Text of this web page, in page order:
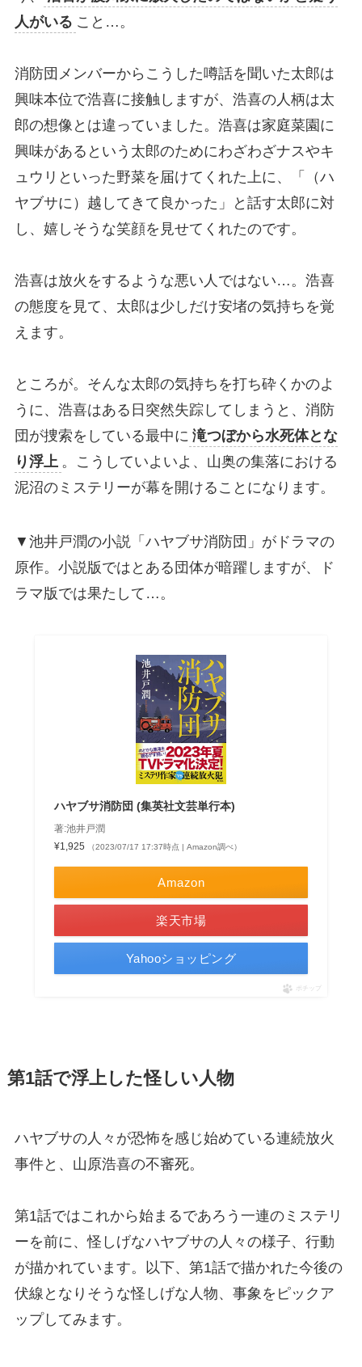
人がいる こと…。
消防団メンバーからこうした噂話を聞いた太郎は
興味本位で浩喜に接触しますが、浩喜の人柄は太
郎の想像とは違っていました。浩喜は家庭菜園に
興味があるという太郎のためにわざわざナスやキ
ュウリといった野菜を届けてくれた上に、「（ハ
ヤブサに）越してきて良かった」と話す太郎に対
し、嬉しそうな笑顔を見せてくれたのです。
浩喜は放火をするような悪い人ではない…。浩喜
の態度を見て、太郎は少しだけ安堵の気持ちを覚
えます。
ところが。そんな太郎の気持ちを打ち砕くかのよ
うに、浩喜はある日突然失踪してしまうと、消防
団が捜索をしている最中に 滝つぼから水死体とな
り浮上 。こうしていよいよ、山奥の集落における
泥沼のミステリーが幕を開けることになります。
▼池井戸潤の小説「ハヤブサ消防団」がドラマの
原作。小説版ではとある団体が暗躍しますが、ド
ラマ版では果たして…。
ハヤブサ消防団 (集英社文芸単行本)
著:池井戸潤
¥1,925
（2023/07/17 17:37時点 | Amazon調べ）
Amazon
楽天市場
Yahooショッピング
ポチップ
第1話で浮上した怪しい人物
ハヤブサの人々が恐怖を感じ始めている連続放火
事件と、山原浩喜の不審死。
第1話ではこれから始まるであろう一連のミステリ
ーを前に、怪しげなハヤブサの人々の様子、行動
が描かれています。以下、第1話で描かれた今後の
伏線となりそうな怪しげな人物、事象をピックア
ップしてみます。